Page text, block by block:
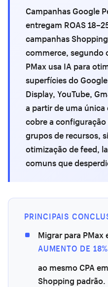
Campanhas Google
entregam ROAS
campanhas
commerce, segundo
PMax usa IA para
superfícies do
Display, YouTube,
a partir de uma única
cobre a
grupos de recursos,
otimização de feed,
comuns que
PRINCIPAIS
Migrar para PMax
AUMENTO DE
ao mesmo CPA
Shopping padrão.